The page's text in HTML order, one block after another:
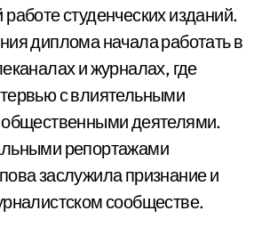
студенческих изданий.
диплома начала работать в
и журналах, где
с влиятельными
деятелями.
репортажами
заслужила признание и
сообществе.